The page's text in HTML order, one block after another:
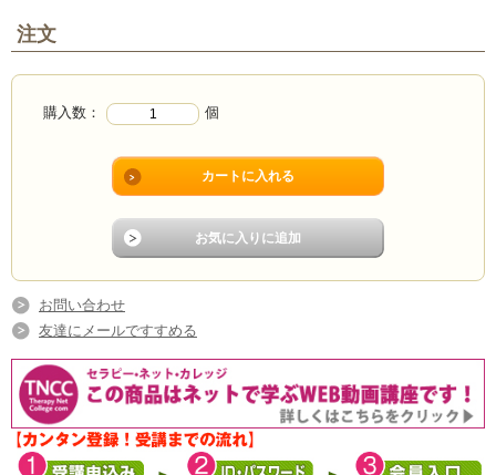
注文
購入数： 個
お問い合わせ
友達にメールですすめる